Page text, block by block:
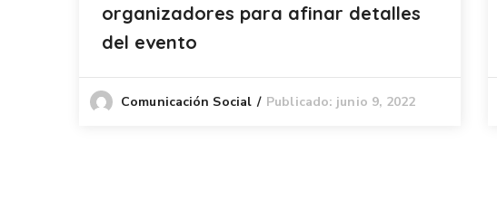
organizadores para afinar detalles
del evento
Comunicación Social Publicado: junio 9, 2022